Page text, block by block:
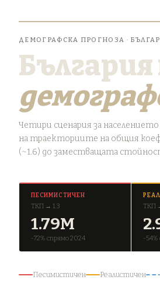
ДЕМОГРАФСКА ПРОГНОЗА ·
България
Четири сценария за
на траекториите на общия
(~1.6) до заместващата
ПЕСИМИСТИЧЕН
ТКП → 1.3
1.79М
-72% спрямо 2024
ТКП
-54%
Песимистичен Реалистичен